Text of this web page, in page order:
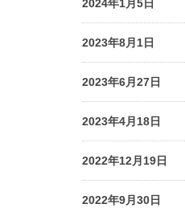
2024年1月5日
2023年8月1日
2023年6月27日
2023年4月18日
2022年12月19日
2022年9月30日